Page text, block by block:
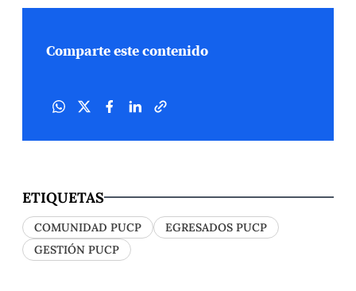
Comparte este contenido
ETIQUETAS
COMUNIDAD PUCP
EGRESADOS PUCP
GESTIÓN PUCP